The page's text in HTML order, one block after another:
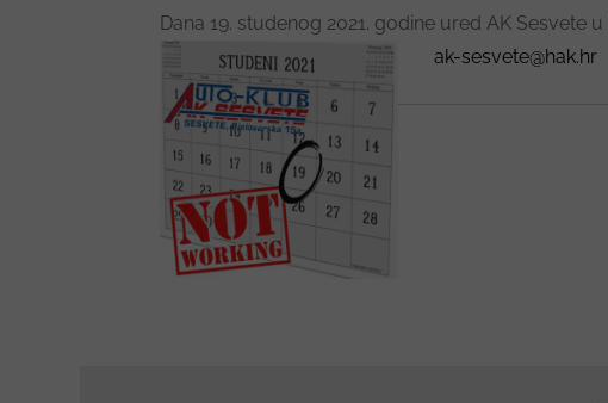
Dana 19. studenog 2021. godine ured AK Sesvete
ak-sesvete@hak.hr